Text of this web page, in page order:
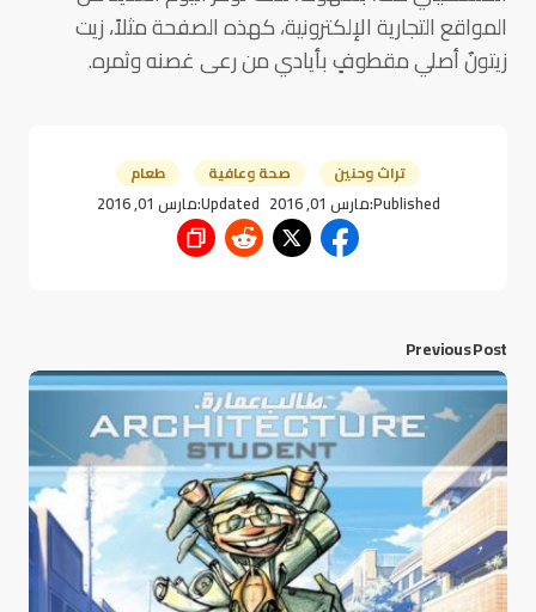
المواقع التجارية الإلكترونية، كهذه الصفحة مثلاً، زيت
زيتونٌ أصلي مقطوفٍ بأيادي من رعى غصنه وثمره.
تراث وحنين صحة وعافية طعام
Published:مارس 01, 2016 Updated:مارس 01, 2016
Previous Post